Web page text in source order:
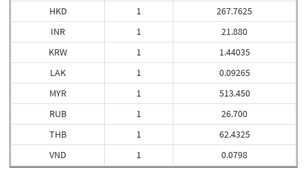
HKD
INR
KRW
LAK
MYR
RUB
THB
VND
1
1
1
1
1
1
1
1
267.7625
21.880
1.44035
0.09265
513.450
26.700
62.4325
0.0798